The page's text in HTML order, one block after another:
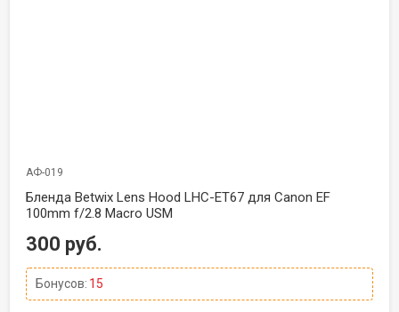
АФ-019
Бленда Betwix Lens Hood LHC-ET67 для Canon EF
100mm f/2.8 Macro USM
300 руб.
Бонусов: 15